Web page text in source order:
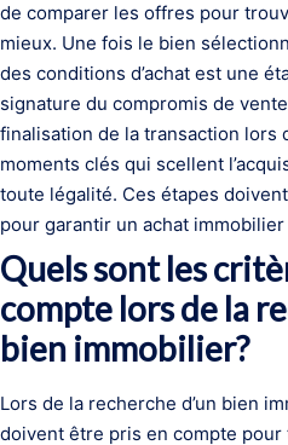
de comparer les offres pour
mieux. Une fois le bien
des conditions d’achat est une
signature du compromis de
finalisation de la transaction lors
moments clés qui scellent
toute légalité. Ces étapes
pour garantir un achat
Quels sont les
compte lors de la
bien immobilier?
Lors de la recherche d’un bien
doivent être pris en compte